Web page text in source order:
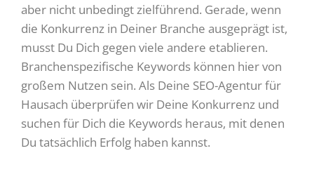
aber nicht unbedingt zielführend. Gerade, wenn
die Konkurrenz in Deiner Branche ausgeprägt ist,
musst Du Dich gegen viele andere etablieren.
Branchenspezifische Keywords können hier von
großem Nutzen sein. Als Deine SEO-Agentur für
Hausach überprüfen wir Deine Konkurrenz und
suchen für Dich die Keywords heraus, mit denen
Du tatsächlich Erfolg haben kannst.